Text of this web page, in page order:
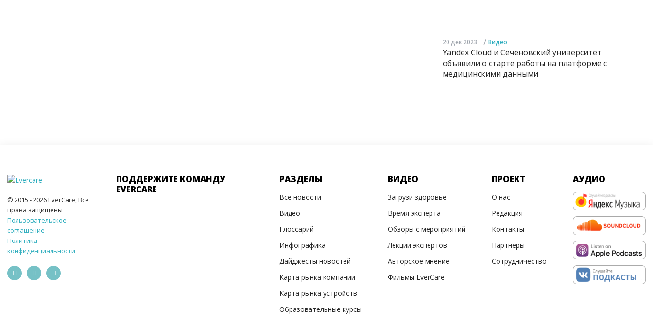
20 дек 2023 / Видео
Yandex Cloud и Сеченовский университет
объявили о старте работы на платформе с
медицинскими данными
© 2015 - 2026 EverCare, Все
права защищены
Пользовательское
соглашение
Политика
конфиденциальности
ПОДДЕРЖИТЕ КОМАНДУ
EVERCARE
РАЗДЕЛЫ
Все новости
Видео
Глоссарий
Инфографика
Дайджесты новостей
Карта рынка компаний
Карта рынка устройств
Образовательные курсы
ВИДЕО
Загрузи здоровье
Время эксперта
Обзоры с мероприятий
Лекции экспертов
Авторское мнение
Фильмы EverCare
ПРОЕКТ
О нас
Редакция
Контакты
Партнеры
Сотрудничество
АУДИО